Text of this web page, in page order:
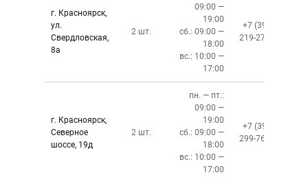
г. Красноярск,
ул.
Свердловская,
8а
2 шт.
09:00 —
19:00
сб.: 09:00 —
18:00
вс.: 10:00 —
17:00
+7 (391)
219-27-50
г. Красноярск,
Северное
шоссе, 19д
2 шт.
пн. — пт.:
09:00 —
19:00
сб.: 09:00 —
18:00
вс.: 10:00 —
17:00
+7 (391)
299-76-06